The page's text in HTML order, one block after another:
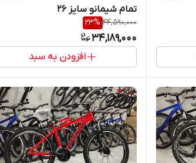
تمام شیمانو سایز 26
44,590,000
23%
34,189,000
افزودن به سبد